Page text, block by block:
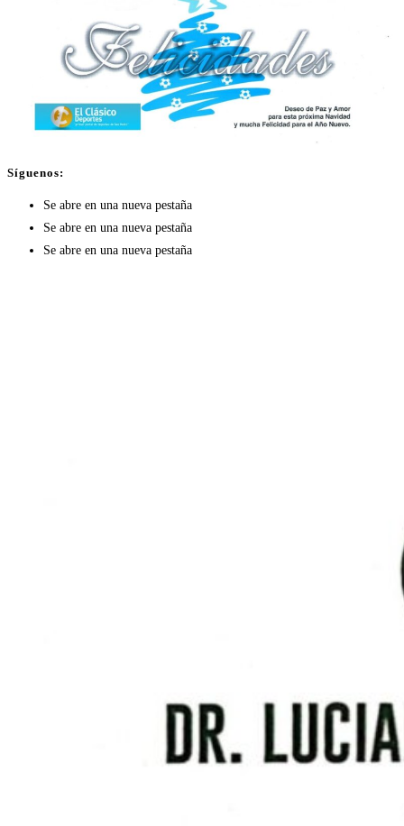
Síguenos:
Se abre en una nueva pestaña
Se abre en una nueva pestaña
Se abre en una nueva pestaña